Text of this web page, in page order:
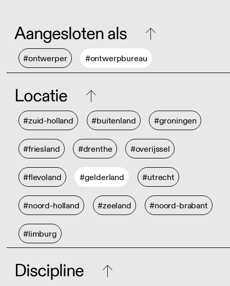
Aangesloten als
#ontwerper #ontwerpbureau
Locatie
#zuid-holland #buitenland #groningen
#friesland #drenthe #overijssel
#flevoland #gelderland #utrecht
#noord-holland #zeeland #noord-brabant
#limburg
Discipline